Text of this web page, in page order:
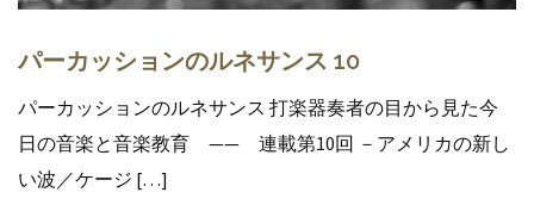
パーカッションのルネサンス 10
パーカッションのルネサンス 打楽器奏者の目から見た今
日の音楽と音楽教育 —— 連載第10回 －アメリカの新し
い波／ケージ […]